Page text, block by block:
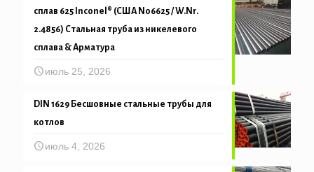
сплав 625 Inconel® (США N06625 / W.Nr.
2.4856) Стальная труба из никелевого
сплава & Арматура
июль 25, 2026
DIN 1629 Бесшовные стальные трубы для
котлов
июль 4, 2026